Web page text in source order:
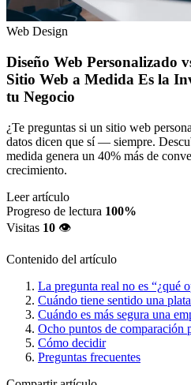
Web Design
Diseño Web Personalizado
Sitio Web a Medida Es la
tu Negocio
¿Te preguntas si un sitio web
datos dicen que sí — siempre.
medida genera un 40% más de
crecimiento.
Leer artículo
Progreso de lectura 100%
Visitas 10 👁️
Contenido del artículo
La pregunta real no es “¿qué
Cuándo tiene sentido una
Cuándo es más segura una
Ocho puntos de comparación
Cómo decidir
Preguntas frecuentes